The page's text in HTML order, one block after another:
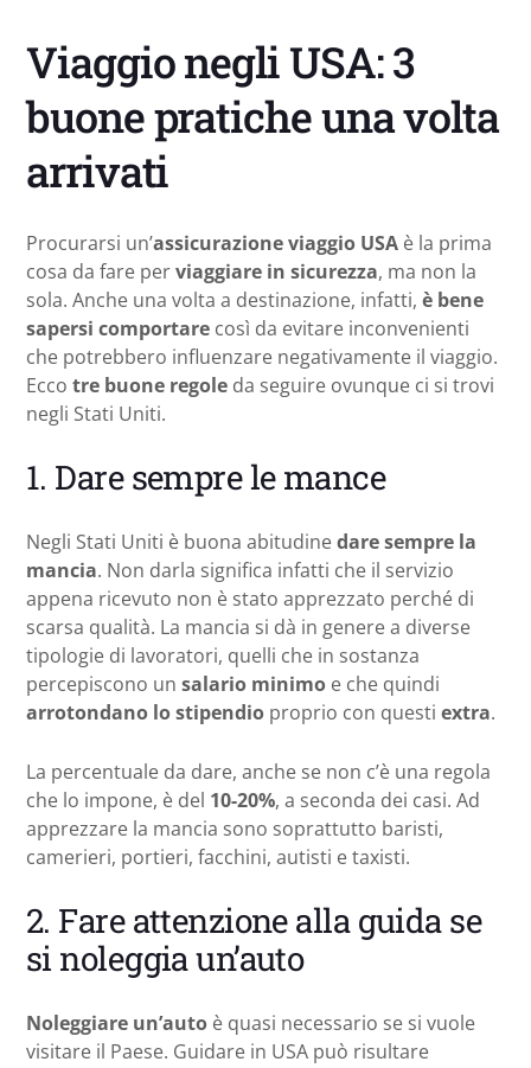
Viaggio negli USA: 3
buone pratiche una volta
arrivati
Procurarsi un’assicurazione viaggio USA è la prima
cosa da fare perviaggiare in sicurezza, ma non la
sola. Anche una volta a destinazione, infatti, è bene
sapersi comportare così da evitare inconvenienti
che potrebbero influenzare negativamente il viaggio.
Ecco tre buone regole da seguire ovunque ci si trovi
negli Stati Uniti.
1. Dare sempre le mance
Negli Stati Uniti è buona abitudinedare sempre la
mancia. Non darla significa infatti che il servizio
appena ricevuto non è stato apprezzato perché di
scarsa qualità. La mancia si dà in genere a diverse
tipologie di lavoratori, quelli che in sostanza
percepiscono un salario minimo e che quindi
arrotondano lo stipendio proprio con questi extra.
La percentuale da dare, anche se non c’è una regola
che lo impone, è del 10-20%, a seconda dei casi. Ad
apprezzare la mancia sono soprattutto baristi,
camerieri, portieri, facchini, autisti e taxisti.
2. Fare attenzione alla guida se
si noleggia un’auto
Noleggiare un’auto è quasi necessario se si vuole
visitare il Paese. Guidare in USA può risultare